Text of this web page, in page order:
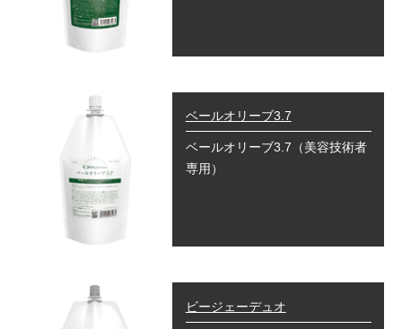
ベールオリーブ3.7
ベールオリーブ3.7 （美容技術者
専用）
ビージェーデュオ